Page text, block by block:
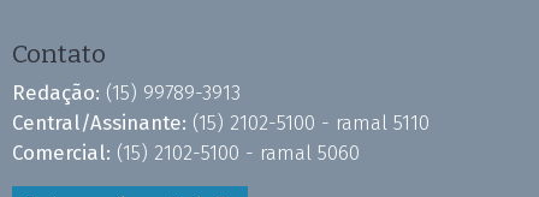
Contato
Redação: (15) 99789-3913
Central/Assinante: (15) 2102-5100 - ramal 5110
Comercial: (15) 2102-5100 - ramal 5060